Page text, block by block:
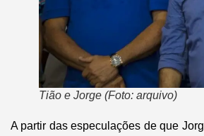
Tião e Jorge (Foto: arquivo)
A partir das especulações de que